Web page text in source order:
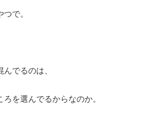
で。
でるのは、
を選んでるからなのか。